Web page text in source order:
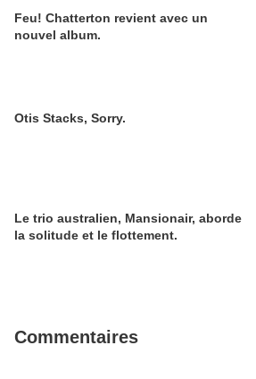
Feu! Chatterton revient avec un
nouvel album.
Otis Stacks, Sorry.
Le trio australien, Mansionair, aborde
la solitude et le flottement.
Commentaires